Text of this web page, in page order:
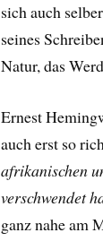
sich auch
seines
Natur, das
Ernest
auch erst so
afrikanischen
verschwendet
ganz nahe am